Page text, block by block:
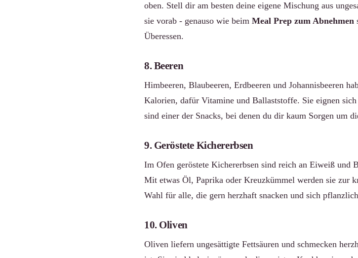
oben. Stell dir am besten deine eigene Mischung aus
sie vorab - genauso wie beim Meal Prep zum Abnehmen
Überessen.
8. Beeren
Himbeeren, Blaubeeren, Erdbeeren und Johannisbeeren
Kalorien, dafür Vitamine und Ballaststoffe. Sie eignen
sind einer der Snacks, bei denen du dir kaum Sorgen um
9. Geröstete Kichererbsen
Im Ofen geröstete Kichererbsen sind reich an Eiweiß und
Mit etwas Öl, Paprika oder Kreuzkümmel werden sie zur
Wahl für alle, die gern herzhaft snacken und sich
10. Oliven
Oliven liefern ungesättigte Fettsäuren und schmecken